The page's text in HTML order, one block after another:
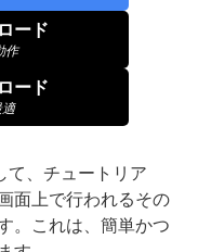
ード
作
ード
て、チュートリア
面上で行われるその
。これは、簡単かつ